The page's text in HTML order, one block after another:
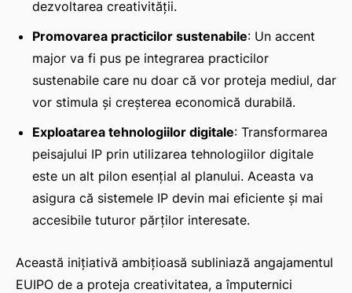
dezvoltarea creativității.
Promovarea practicilor sustenabile: Un accent
major va fi pus pe integrarea practicilor
sustenabile care nu doar că vor proteja mediul, dar
vor stimula și creșterea economică durabilă.
Exploatarea tehnologiilor digitale: Transformarea
peisajului IP prin utilizarea tehnologiilor digitale
este un alt pilon esențial al planului. Aceasta va
asigura că sistemele IP devin mai eficiente și mai
accesibile tuturor părților interesate.
Această inițiativă ambițioasă subliniază angajamentul
EUIPO de a proteja creativitatea, a împuternici